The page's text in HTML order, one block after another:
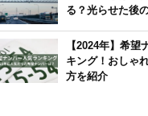
る？光らせた後
【2024年】希望
キング！おしゃ
方を紹介